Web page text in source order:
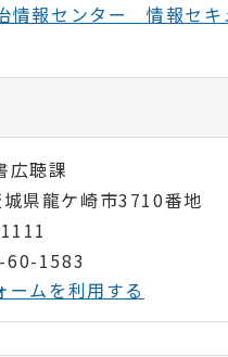
情報センター 情報セキ
聴課
県龍ケ崎市3710番地
60-1583
ームを利用する